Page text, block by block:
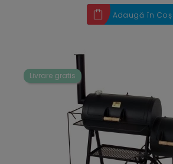
Adaugă în Coș
Livrare gratis